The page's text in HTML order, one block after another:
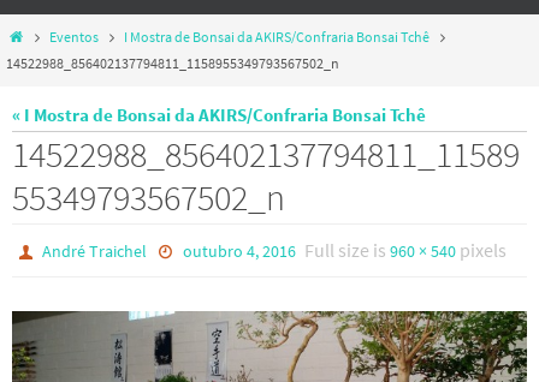
HomeEventos
I Mostra de Bonsai da AKIRS/Confraria Bonsai Tchê
14522988_856402137794811_1158955349793567502_n
« I Mostra de Bonsai da AKIRS/Confraria Bonsai Tchê
14522988_856402137794811_11589
55349793567502_n
André Traichel outubro 4, 2016 Full size is 960 × 540pixels